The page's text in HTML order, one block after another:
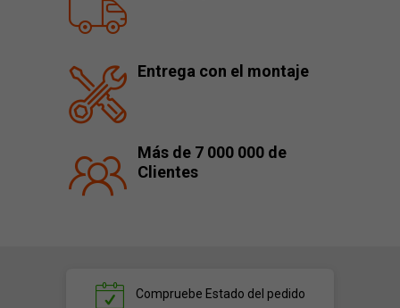
Entrega con el montaje
Más de 7 000 000 de
Clientes
Compruebe Estado del pedido